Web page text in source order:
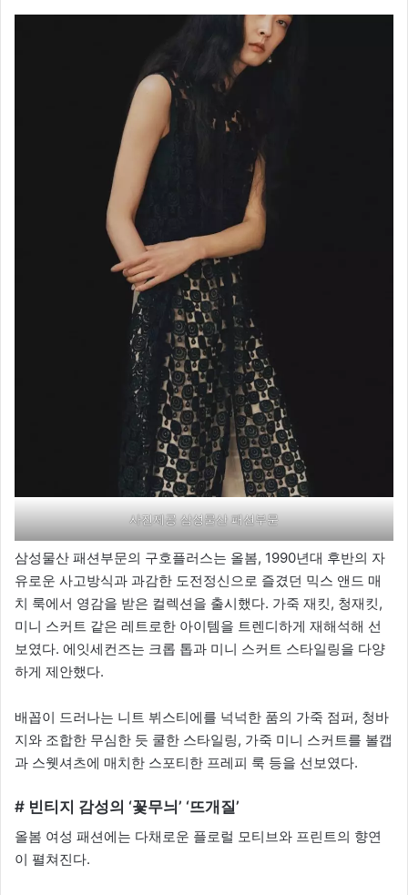
사진제공 삼성물산 패션부문
삼성물산 패션부문의 구호플러스는 올봄, 1990년대 후반의 자
유로운 사고방식과 과감한 도전정신으로 즐겼던 믹스 앤드 매
치 룩에서 영감을 받은 컬렉션을 출시했다. 가죽 재킷, 청재킷,
미니 스커트 같은 레트로한 아이템을 트렌디하게 재해석해 선
보였다. 에잇세컨즈는 크롭 톱과 미니 스커트 스타일링을 다양
하게 제안했다.
배꼽이 드러나는 니트 뷔스티에를 넉넉한 품의 가죽 점퍼, 청바
지와 조합한 무심한 듯 쿨한 스타일링, 가죽 미니 스커트를 볼캡
과 스웻셔츠에 매치한 스포티한 프레피 룩 등을 선보였다.
# 빈티지 감성의 ‘꽃무늬’ ‘뜨개질’
올봄 여성 패션에는 다채로운 플로럴 모티브와 프린트의 향연
이 펼쳐진다.